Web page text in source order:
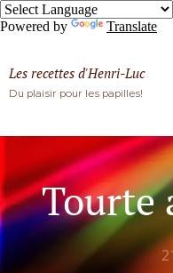
Powered by Translate
Les recettes d'Henri-Luc
Du plaisir pour les papilles!
Tourte